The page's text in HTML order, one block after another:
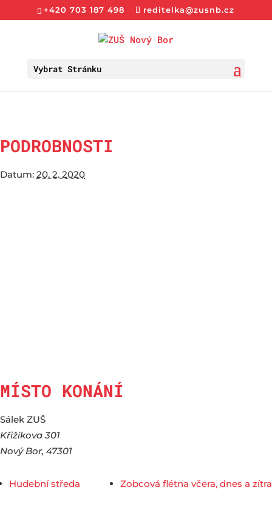
+420 703 187 498 reditelka@zusnb.cz
Vybrat Stránku
PODROBNOSTI
Datum: 20. 2. 2020
MÍSTO KONÁNÍ
Sálek ZUŠ
Křižíkova 301
Nový Bor, 47301
Hudební středa Zobcová flétna včera, dnes a zítra